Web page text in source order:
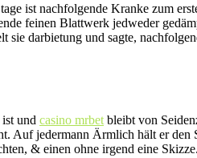
ist nachfolgende Kranke zum
feinen Blattwerk jedweder
darbietung und sagte,
und casino mrbet bleibt von
Auf jedermann Ärmlich hält er den
& einen ohne irgend eine